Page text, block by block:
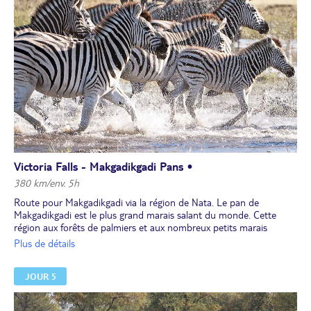
Nuit à l'hôtel.
Victoria Falls - Makgadikgadi Pans •
380 km/env. 5h
Route pour Makgadikgadi via la région de Nata. Le pan de
Makgadikgadi est le plus grand marais salant du monde. Cette
région aux forêts de palmiers et aux nombreux petits marais
salants compte parmi les endroits les plus impressionnants mais
Makgadikgadi Pans est le théâtre de la deuxième plus grande
migration de zèbres qui recouvre, entre décembre et avril, une
partie du pan salé.
Déjeuner libre.
Plus de détails
JOUR 5